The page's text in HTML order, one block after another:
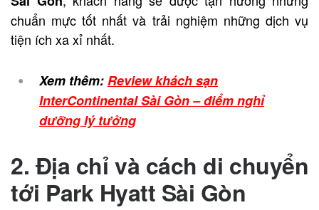
chuẩn mực tốt nhất và trải nghiệm những dịch vụ
tiện ích xa xỉ nhất.
Xem thêm:Review khách sạn
InterContinental Sài Gòn – điểm nghỉ
dưỡng lý tưởng
2. Địa chỉ và cách di chuyển
tới Park Hyatt Sài Gòn